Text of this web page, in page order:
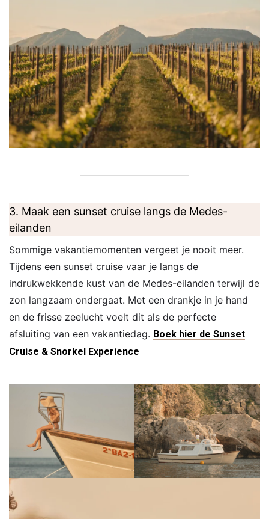
3. Maak een sunset cruise langs de Medes-
eilanden
Sommige vakantiemomenten vergeet je nooit meer.
Tijdens een sunset cruise vaar je langs de
indrukwekkende kust van de Medes-eilanden terwijl de
zon langzaam ondergaat. Met een drankje in je hand
en de frisse zeelucht voelt dit als de perfecte
afsluiting van een vakantiedag. Boek hier de Sunset
Cruise & Snorkel Experience